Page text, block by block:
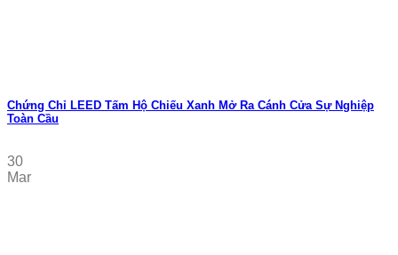
Chứng Chỉ LEED Tấm Hộ Chiếu Xanh Mở Ra Cánh Cửa Sự Nghiệp
Toàn Cầu
30
Mar